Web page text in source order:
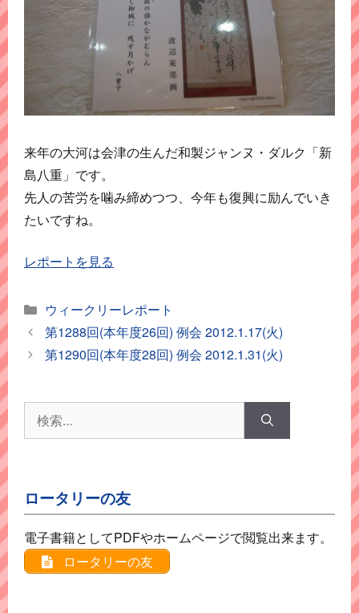
来年の大河は会津の生んだ和製ジャンヌ・ダルク「新
島八重」です。
先人の苦労を噛み締めつつ、今年も復興に励んでいき
たいですね。
レポートを見る
カ
テ
ゴ
リ
ウィークリーレポート
第1288回(本年度26回) 例会 2012.1.17(火)
第1290回(本年度28回) 例会 2012.1.31(火)
索:
ロータリーの友
電子書籍としてPDFやホームページで閲覧出来ます。
ロータリーの友